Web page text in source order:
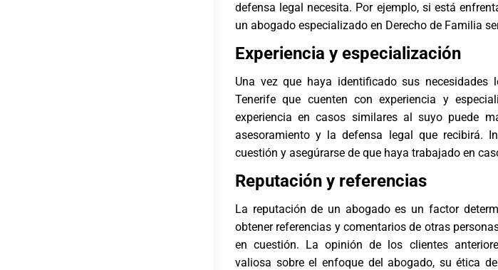
defensa legal necesita. Por ejemplo, si está
un abogado especializado en Derecho de Familia
Experiencia y especialización
Una vez que haya identificado sus
Tenerife que cuenten con experiencia y
experiencia en casos similares al suyo puede
asesoramiento y la defensa legal que recibirá.
cuestión y asegúrarse de que haya trabajado en
Reputación y referencias
La reputación de un abogado es un factor
obtener referencias y comentarios de otras
en cuestión. La opinión de los clientes
valiosa sobre el enfoque del abogado, su ética